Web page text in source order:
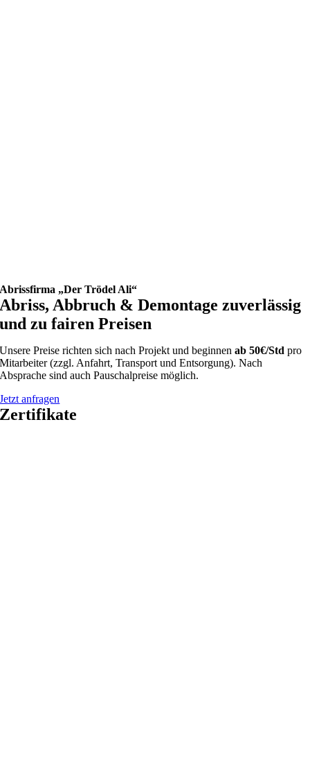
Abrissfirma „Der Trödel Ali“
Abriss, Abbruch & Demontage zuverlässig
und zu fairen Preisen
Unsere Preise richten sich nach Projekt und beginnenab 50€/Std pro
Mitarbeiter (zzgl. Anfahrt, Transport und Entsorgung). Nach
Absprache sind auch Pauschalpreise möglich.
Jetzt anfragen
Zertifikate